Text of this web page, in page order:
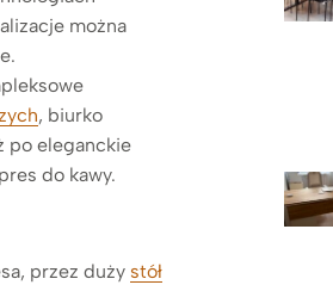
można
, biurko
po eleganckie
do kawy.
przez duży stół